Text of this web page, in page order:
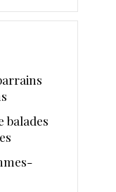
balades